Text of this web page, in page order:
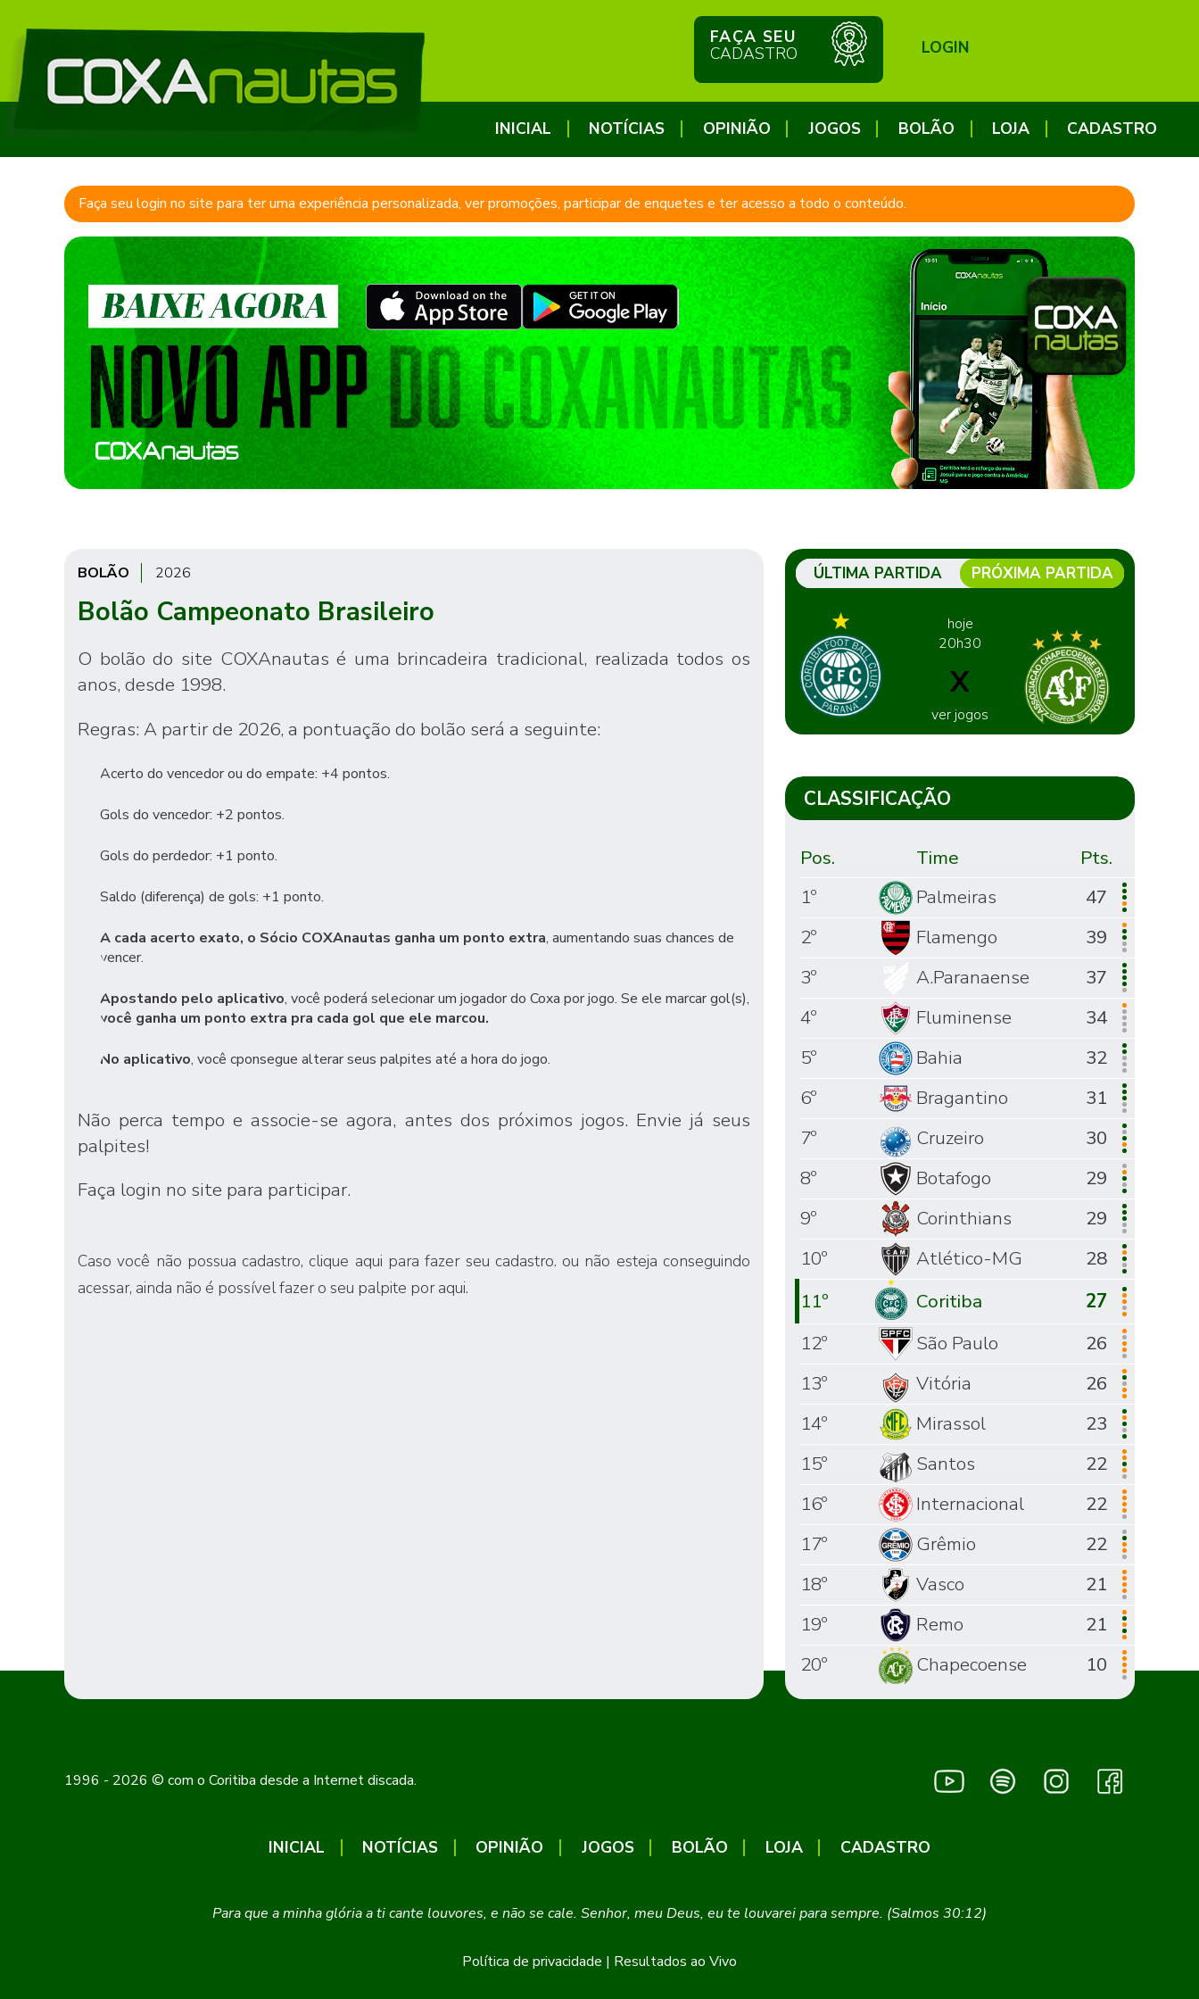
FAÇA SEU
CADASTRO LOGIN
INICIAL NOTÍCIAS OPINIÃO JOGOS BOLÃO LOJA CADASTRO
Faça seu login no site para ter uma experiência personalizada, ver promoções, participar de enquetes e ter acesso a todo o conteúdo.
BOLÃO 2026
Bolão Campeonato Brasileiro
O bolão do site COXAnautas é uma brincadeira tradicional, realizada todos os
anos, desde 1998.
Regras: A partir de 2026, a pontuação do bolão será a seguinte:
Acerto do vencedor ou do empate: +4 pontos.
Gols do vencedor: +2 pontos.
Gols do perdedor: +1 ponto.
Saldo (diferença) de gols: +1 ponto.
A cada acerto exato, o Sócio COXAnautas ganha um ponto extra, aumentando suas chances de
vencer.
Apostando pelo aplicativo, você poderá selecionar um jogador do Coxa por jogo. Se ele marcar gol(s),
você ganha um ponto extra pra cada gol que ele marcou.
No aplicativo, você cponsegue alterar seus palpites até a hora do jogo.
Não perca tempo eassocie-se agora, antes dos próximos jogos. Envie já seus
palpites!
Faça login no site para participar.
Caso você não possua cadastro, clique aqui para fazer seu cadastro. ou não esteja conseguindo
acessar, ainda não é possível fazer o seu palpite por aqui.
ÚLTIMA PARTIDA PRÓXIMA PARTIDA
hoje
20h30
X
ver jogos
CLASSIFICAÇÃO
Pos. Time
Pts.
1º
Palmeiras
47
2º
Flamengo
39
3º
A.Paranaense
37
4º
Fluminense
34
5º
Bahia
32
6º
Bragantino
31
7º
Cruzeiro
30
8º
Botafogo
29
9º
Corinthians
29
10º
Atlético-MG
28
11º
Coritiba
27
12º
São Paulo
26
13º
Vitória
26
14º
Mirassol
23
15º
Santos
22
16º
Internacional
22
17º
Grêmio
22
18º
Vasco
21
19º
Remo
21
20º
Chapecoense 10
1996 - 2026 © com o Coritiba desde a Internet discada.
INICIAL NOTÍCIAS OPINIÃO JOGOS BOLÃO LOJA CADASTRO
Para que a minha glória a ti cante louvores, e não se cale. Senhor, meu Deus, eu te louvarei para sempre. (Salmos 30:12)
Política de privacidade | Resultados ao Vivo